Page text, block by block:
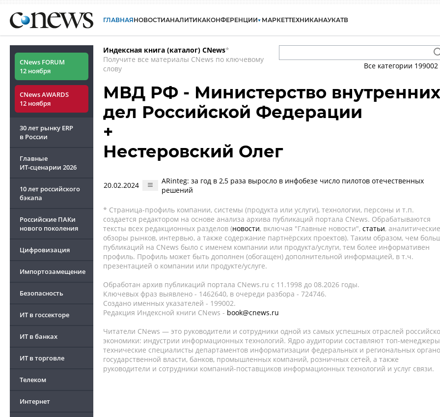
ГЛАВНАЯНОВОСТИАНАЛИТИКАКОНФЕРЕНЦИИ МАРКЕТТЕХНИКАНАУКАТВ
CNews FORUM
12 ноября
CNews AWARDS
12 ноября
30 лет рынку ERP
в России
Главные
ИТ-сценарии 2026
10 лет российского
бэкапа
Российские ПАКи
нового поколения
Цифровизация
Импортозамещение
Безопасность
ИТ в госсекторе
ИТ в банках
ИТ в торговле
Телеком
Интернет
Индексная книга (каталог) CNews*
Получите все материалы CNews по ключевому
слову
Все категории 199002
МВД РФ - Министерство внутренних
дел Российской Федерации
+
Нестеровский Олег
20.02.2024
ARinteg: за год в 2,5 раза выросло в инфобезе число пилотов отечественных
решений
* Страница-профиль компании, системы (продукта или услуги), технологии, персоны и т.п.
создается редактором на основе анализа архива публикаций портала CNews. Обрабатываются
тексты всех редакционных разделов (новости, включая "Главные новости", статьи, аналитические
обзоры рынков, интервью, а также содержание партнёрских проектов). Таким образом, чем
публикаций на CNews было с именем компании или продукта/услуги, тем более информативен
профиль. Профиль может быть дополнен (обогащен) дополнительной информацией, в т.ч.
презентацией о компании или продукте/услуге.
Обработан архив публикаций портала CNews.ru c 11.1998 до 08.2026 годы.
Ключевых фраз выявлено - 1462640, в очереди разбора - 724746.
Создано именных указателей - 199002.
Редакция Индексной книги CNews - book@cnews.ru
Читатели CNews — это руководители и сотрудники одной из самых успешных отраслей
экономики: индустрии информационных технологий. Ядро аудитории составляют топ-
технические специалисты департаментов информатизации федеральных и региональных
государственной власти, банков, промышленных компаний, розничных сетей, а также
руководители и сотрудники компаний-поставщиков информационных технологий и услуг связи.